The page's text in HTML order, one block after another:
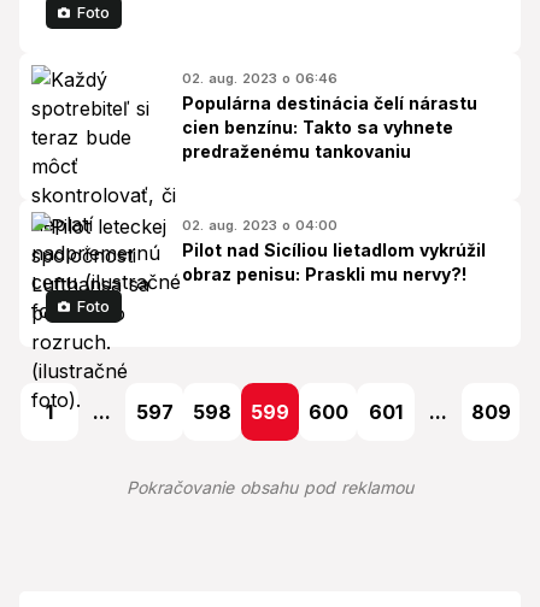
Foto
02. aug. 2023 o 06:46
Populárna destinácia čelí nárastu
cien benzínu: Takto sa vyhnete
predraženému tankovaniu
Foto
02. aug. 2023 o 04:00
Pilot nad Sicíliou lietadlom vykrúžil
obraz penisu: Praskli mu nervy?!
1 ... 597 598 599 600 601 ... 809
Pokračovanie obsahu pod reklamou